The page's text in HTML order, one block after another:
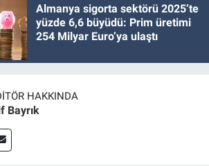
Almanya sigorta sektörü 2025’te
yüzde 6,6 büyüdü: Prim üretimi
254 Milyar Euro’ya ulaştı
HAKKINDA
Bayrık